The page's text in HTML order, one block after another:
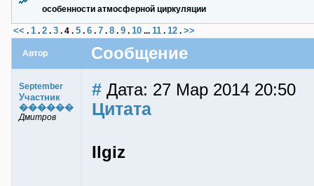
особенности атмосферной циркуляции
<< . 1 . 2 . 3 . 4 . 5 . 6 . 7 . 8 . 9 . 10 ... 11 . 12 . >>
Автор Сообщение
September
Участник
������
Дмитров
# Дата: 27 Мар 2014 20:50
Цитата
Ilgiz